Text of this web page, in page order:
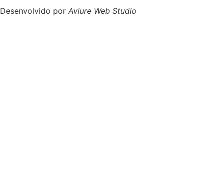
Desenvolvido por Aviure Web Studio